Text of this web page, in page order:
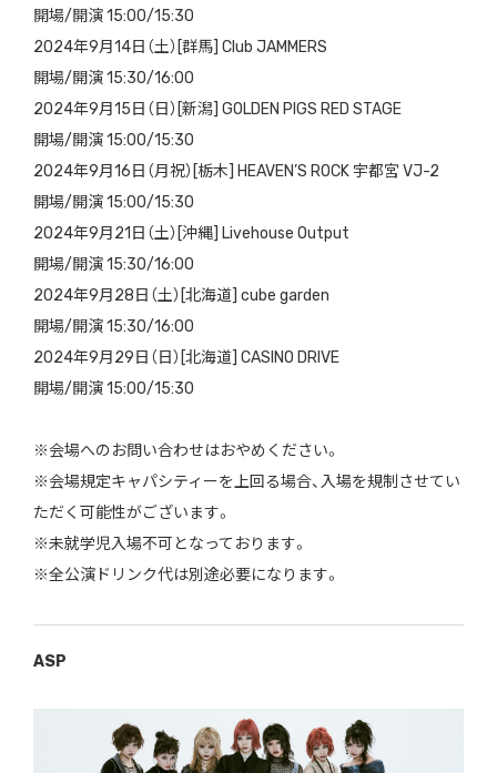
開場/開演 15:00/15:30
2024年9月14日（土）[群馬] Club JAMMERS
開場/開演 15:30/16:00
2024年9月15日（日）[新潟] GOLDEN PIGS RED STAGE
開場/開演 15:00/15:30
2024年9月16日（月祝）[栃木] HEAVEN’S ROCK 宇都宮 VJ-2
開場/開演 15:00/15:30
2024年9月21日（土）[沖縄] Livehouse Output
開場/開演 15:30/16:00
2024年9月28日（土）[北海道] cube garden
開場/開演 15:30/16:00
2024年9月29日（日）[北海道] CASINO DRIVE
開場/開演 15:00/15:30
※会場へのお問い合わせはおやめください。
※会場規定キャパシティーを上回る場合、入場を規制させてい
ただく可能性がございます。
※未就学児入場不可となっております。
※全公演ドリンク代は別途必要になります。
ASP